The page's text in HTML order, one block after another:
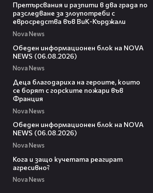
Претърсвания и разпити в два града по
разследване за злоупотреби с
евросредства във ВиК-Кърджали
Nova News
Обеден информационен блок на NOVA
NEWS (06.08.2026)
Nova News
Деца благодариха на героите, които
се борят с горските пожари във
Франция
Nova News
Обеден информационен блок на NOVA
NEWS (06.08.2026)
Nova News
Кога и защо кучетата реагират
агресивно?
Nova News